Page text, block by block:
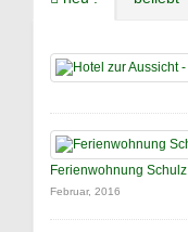
Ferienwohnung Schulz
Februar, 2016